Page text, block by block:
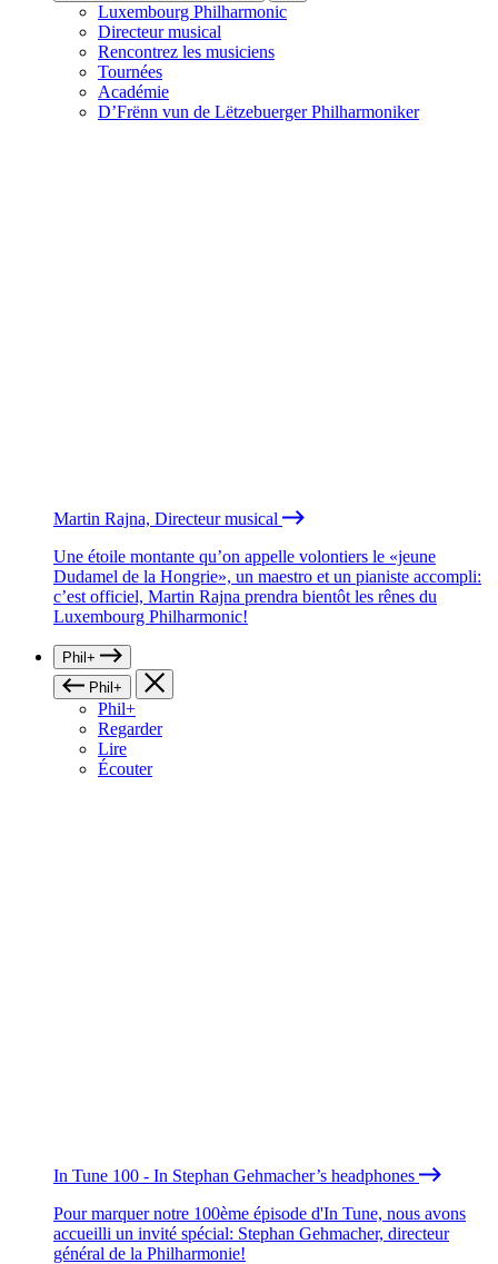
Luxembourg Philharmonic
Directeur musical
Rencontrez les musiciens
Tournées
Académie
D’Frënn vun de Lëtzebuerger Philharmoniker
Martin Rajna, Directeur musical
Une étoile montante qu’on appelle volontiers le «jeune
Dudamel de la Hongrie», un maestro et un pianiste accompli:
c’est officiel, Martin Rajna prendra bientôt les rênes du
Luxembourg Philharmonic!
Phil+
Phil+
Phil+
Regarder
Lire
Écouter
In Tune 100 - In Stephan Gehmacher’s headphones
Pour marquer notre 100ème épisode d'In Tune, nous avons
accueilli un invité spécial: Stephan Gehmacher, directeur
général de la Philharmonie!